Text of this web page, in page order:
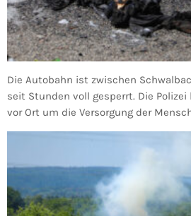
Die Autobahn ist zwischen
seit Stunden voll gesperrt. Die
vor Ort um die Versorgung der